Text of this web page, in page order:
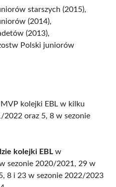
starszych (2015),
(2014),
(2013),
Polski juniorów
MVP kolejki EBL w kilku
2022 oraz 5, 8 w sezonie
kolejki EBL w
sezonie 2020/2021, 29 w
8 i 23 w sezonie 2022/2023